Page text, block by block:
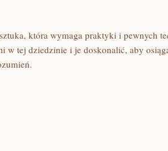
która wymaga praktyki i pewnych
w tej dziedzinie i ⁣je doskonalić, aby